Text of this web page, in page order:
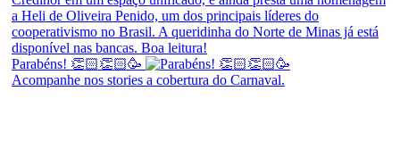
Parabéns! 👏🏻👏🏻🥳
Acompanhe nos stories a cobertura do Carnaval.